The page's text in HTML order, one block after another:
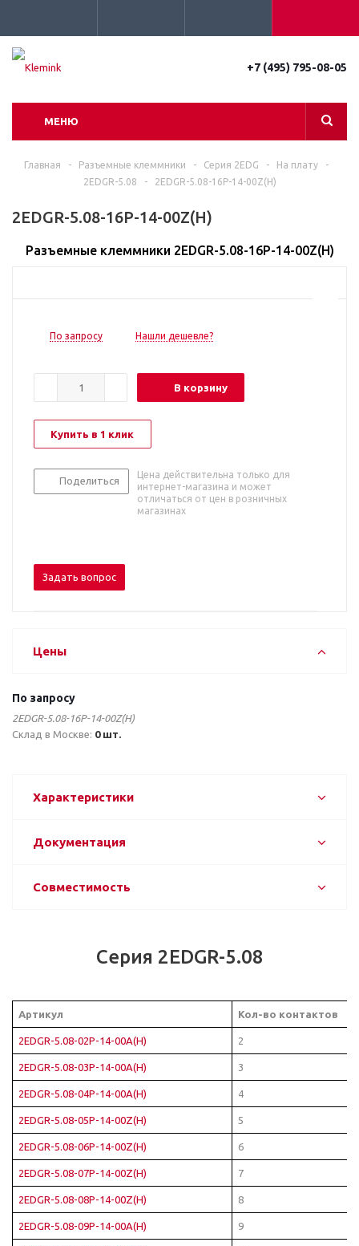
+7 (495) 795-08-05
МЕНЮ
Главная - Разъемные клеммники - Серия 2EDG - На плату
-
2EDGR-5.08
- 2EDGR-5.08-16P-14-00Z(H)
2EDGR-5.08-16P-14-00Z(H)
Разъемные клеммники 2EDGR-5.08-16P-14-00Z(H)
По запросу Нашли дешевле?
В корзину
Купить в 1 клик
Поделиться
Цена действительна только для
интернет-магазина и может
отличаться от цен в розничных
магазинах
Задать вопрос
Цены
По запросу
2EDGR-5.08-16P-14-00Z(H)
Склад в Москве: 0 шт.
Характеристики
Документация
Совместимость
Серия 2EDGR-5.08
Артикул Кол-во контактов
2EDGR-5.08-02P-14-00A(H) 2
2EDGR-5.08-03P-14-00A(H) 3
2EDGR-5.08-04P-14-00A(H) 4
2EDGR-5.08-05P-14-00Z(H) 5
2EDGR-5.08-06P-14-00Z(H) 6
2EDGR-5.08-07P-14-00Z(H) 7
2EDGR-5.08-08P-14-00Z(H) 8
2EDGR-5.08-09P-14-00A(H) 9